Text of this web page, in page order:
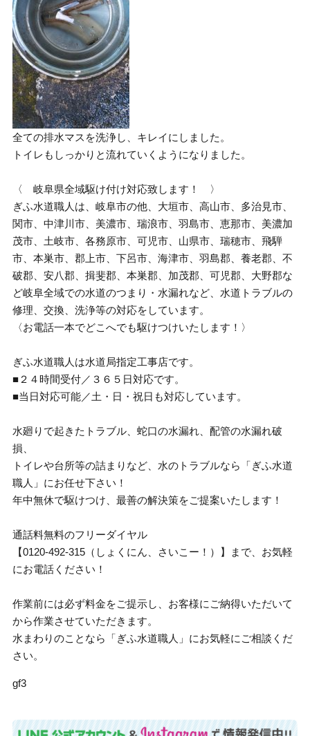
全ての排水マスを洗浄し、キレイにしました。
トイレもしっかりと流れていくようになりました。
〈 岐阜県全域駆け付け対応致します！ 〉
ぎふ水道職人は、岐阜市の他、大垣市、高山市、多治見市、
関市、中津川市、美濃市、瑞浪市、羽島市、恵那市、美濃加
茂市、土岐市、各務原市、可児市、山県市、瑞穂市、飛騨
市、本巣市、郡上市、下呂市、海津市、羽島郡、養老郡、不
破郡、安八郡、揖斐郡、本巣郡、加茂郡、可児郡、大野郡な
ど岐阜全域での水道のつまり・水漏れなど、水道トラブルの
修理、交換、洗浄等の対応をしています。
〈お電話一本でどこへでも駆けつけいたします！〉
ぎふ水道職人は水道局指定工事店です。
■２４時間受付／３６５日対応です。
■当日対応可能／土・日・祝日も対応しています。
水廻りで起きたトラブル、蛇口の水漏れ、配管の水漏れ破
損、
トイレや台所等の詰まりなど、水のトラブルなら「ぎふ水道
職人」にお任せ下さい！
年中無休で駆けつけ、最善の解決策をご提案いたします！
通話料無料のフリーダイヤル
【0120-492-315（しょくにん、さいこー！）】まで、お気軽
にお電話ください！
作業前には必ず料金をご提示し、お客様にご納得いただいて
から作業させていただきます。
水まわりのことなら「ぎふ水道職人」にお気軽にご相談くだ
さい。
gf3